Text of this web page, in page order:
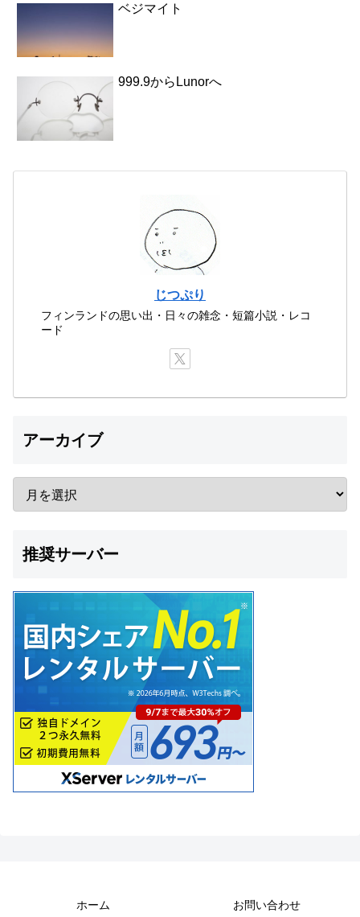
ベジマイト
999.9からLunorへ
じつぷり
フィンランドの思い出・日々の雑念・短篇小説・レコ
ード
アーカイブ
推奨サーバー
ホーム お問い合わせ